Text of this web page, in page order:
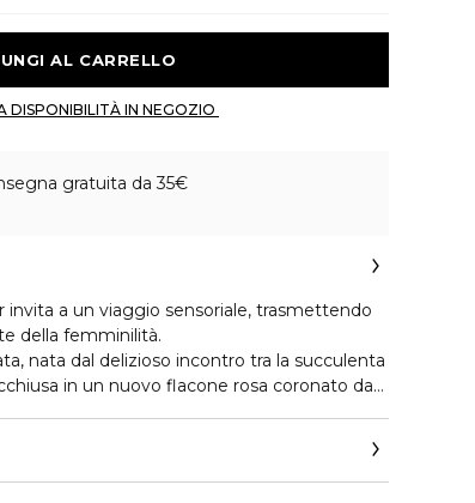
gratuita da 35€
a un viaggio sensoriale, trasmettendo
della femminilità.
nata dal delizioso incontro tra la succulenta
in un nuovo flacone rosa coronato da
di freschezza, un succoso accordo di
di Rabarbaro. Queste note fruttate si
e l'accattivante Fiore d'Arancio,